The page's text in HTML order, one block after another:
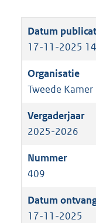
17-11-2025
Tweede
2025-2026
409
17-11-2025